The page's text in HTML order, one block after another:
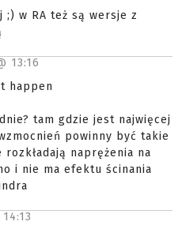
;) w RA też są wersje z
13:16
happen
tam gdzie jest najwięcej
powinny być takie
naprężenia na
i nie ma efektu ścinania
14:13